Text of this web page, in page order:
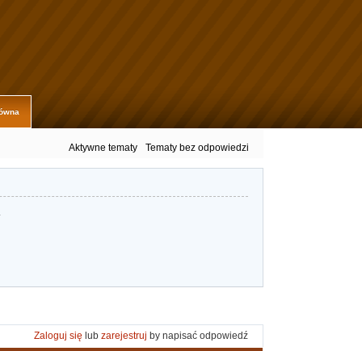
Aktywne tematy Tematy bez odpowiedzi
Zaloguj się lub zarejestruj by napisać odpowiedź